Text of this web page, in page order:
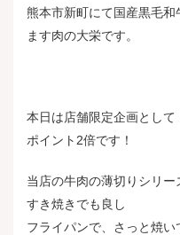
熊本市新町にて国産黒毛
ます肉の大栄です。
本日は店舗限定企画として
ポイント2倍です ！
当店の牛肉の薄切りシリ
すき焼きでも良し
フライパンで、さっと焼